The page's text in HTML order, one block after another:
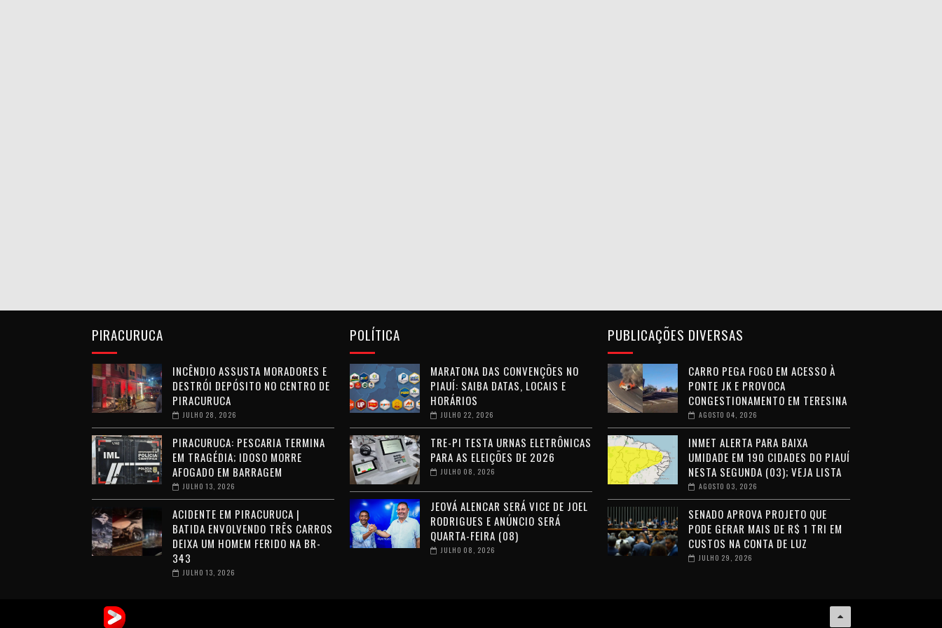
PIRACURUCA
INCÊNDIO ASSUSTA MORADORES E
DESTRÓI DEPÓSITO NO CENTRO DE
PIRACURUCA
JULHO 28, 2026
PIRACURUCA: PESCARIA TERMINA
EM TRAGÉDIA; IDOSO MORRE
AFOGADO EM BARRAGEM
JULHO 13, 2026
ACIDENTE EM PIRACURUCA |
BATIDA ENVOLVENDO TRÊS CARROS
DEIXA UM HOMEM FERIDO NA BR-
343
JULHO 13, 2026
POLÍTICA
MARATONA DAS CONVENÇÕES NO
PIAUÍ: SAIBA DATAS, LOCAIS E
HORÁRIOS
JULHO 22, 2026
TRE-PI TESTA URNAS ELETRÔNICAS
PARA AS ELEIÇÕES DE 2026
JULHO 08, 2026
JEOVÁ ALENCAR SERÁ VICE DE JOEL
RODRIGUES E ANÚNCIO SERÁ
QUARTA-FEIRA (08)
JULHO 08, 2026
PUBLICAÇÕES DIVERSAS
CARRO PEGA FOGO EM ACESSO À
PONTE JK E PROVOCA
CONGESTIONAMENTO EM TERESINA
AGOSTO 04, 2026
INMET ALERTA PARA BAIXA
UMIDADE EM 190 CIDADES DO PIAUÍ
NESTA SEGUNDA (03); VEJA LISTA
AGOSTO 03, 2026
SENADO APROVA PROJETO QUE
PODE GERAR MAIS DE R$ 1 TRI EM
CUSTOS NA CONTA DE LUZ
JULHO 29, 2026